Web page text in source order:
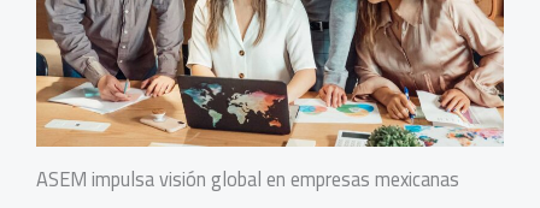
ASEM impulsa visión global en empresas mexicanas